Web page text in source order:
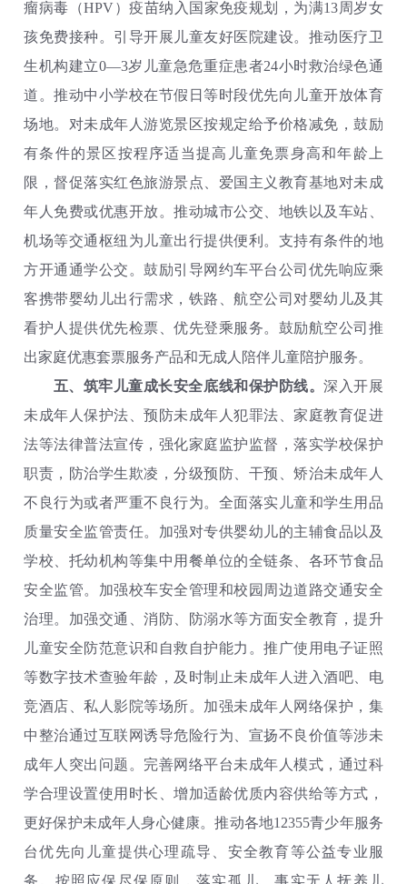
瘤病毒（HPV）疫苗纳入国家免疫规划，为满13周岁女
孩免费接种。引导开展儿童友好医院建设。推动医疗卫
生机构建立0—3岁儿童急危重症患者24小时救治绿色通
道。推动中小学校在节假日等时段优先向儿童开放体育
场地。对未成年人游览景区按规定给予价格减免，鼓励
有条件的景区按程序适当提高儿童免票身高和年龄上
限，督促落实红色旅游景点、爱国主义教育基地对未成
年人免费或优惠开放。推动城市公交、地铁以及车站、
机场等交通枢纽为儿童出行提供便利。支持有条件的地
方开通通学公交。鼓励引导网约车平台公司优先响应乘
客携带婴幼儿出行需求，铁路、航空公司对婴幼儿及其
看护人提供优先检票、优先登乘服务。鼓励航空公司推
出家庭优惠套票服务产品和无成人陪伴儿童陪护服务。
五、筑牢儿童成长安全底线和保护防线。深入开展
未成年人保护法、预防未成年人犯罪法、家庭教育促进
法等法律普法宣传，强化家庭监护监督，落实学校保护
职责，防治学生欺凌，分级预防、干预、矫治未成年人
不良行为或者严重不良行为。全面落实儿童和学生用品
质量安全监管责任。加强对专供婴幼儿的主辅食品以及
学校、托幼机构等集中用餐单位的全链条、各环节食品
安全监管。加强校车安全管理和校园周边道路交通安全
治理。加强交通、消防、防溺水等方面安全教育，提升
儿童安全防范意识和自救自护能力。推广使用电子证照
等数字技术查验年龄，及时制止未成年人进入酒吧、电
竞酒店、私人影院等场所。加强未成年人网络保护，集
中整治通过互联网诱导危险行为、宣扬不良价值等涉未
成年人突出问题。完善网络平台未成年人模式，通过科
学合理设置使用时长、增加适龄优质内容供给等方式，
更好保护未成年人身心健康。推动各地12355青少年服务
台优先向儿童提供心理疏导、安全教育等公益专业服
务。按照应保尽保原则，落实孤儿、事实无人抚养儿